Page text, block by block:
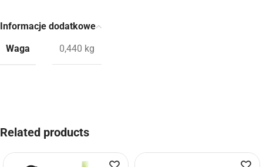
Informacje dodatkowe
Waga
0,440 kg
Related products